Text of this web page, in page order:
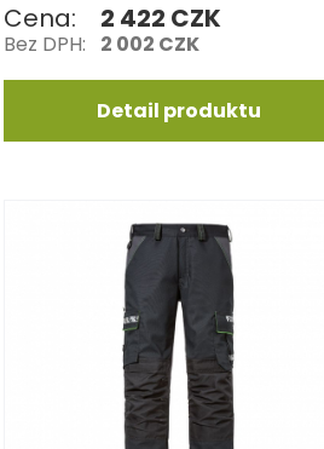
Cena:
2 422 CZK
Bez DPH: 2 002 CZK
Detail produktu